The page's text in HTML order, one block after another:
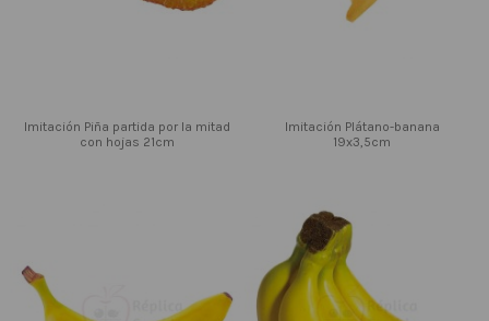
Imitación Piña partida por la mitad
con hojas 21cm
Imitación Plátano-banana
19x3,5cm